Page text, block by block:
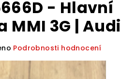
košík
- Hlavní
MMI 3G | Audi
Podrobnosti hodnocení